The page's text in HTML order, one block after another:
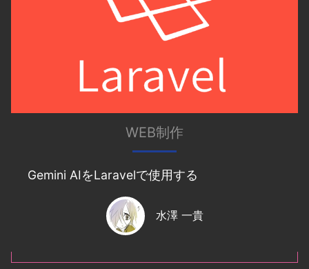
WEB制作
Gemini AIをLaravelで使用する
水澤 一貴